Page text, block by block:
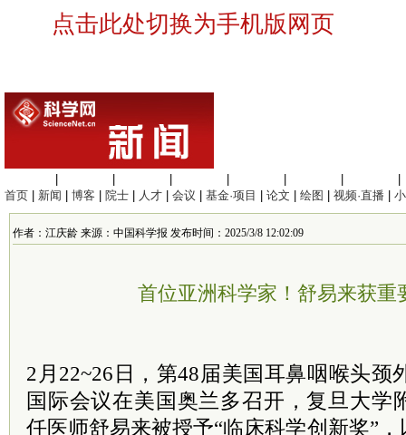
点击此处切换为手机版网页
首页
新闻 博客 院士 人才 会议 基金·项目 论文 绘图 视频·直播
作者：江庆龄 来源：中国科学报 发布时间：2025/3/8 12:02:09
首位亚洲科学家！舒易来获重
2月22~26日，第48届美国耳鼻咽喉头颈
国际会议在美国奥兰多召开，复旦大学
任医师舒易来被授予“临床科学创新奖”